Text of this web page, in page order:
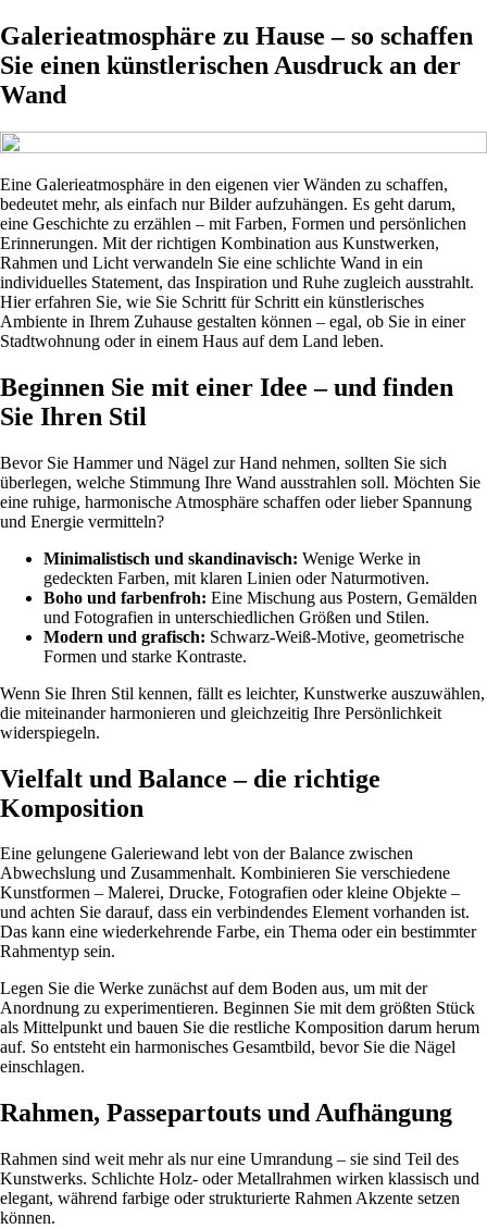
Galerieatmosphäre zu Hause – so schaffen
Sie einen künstlerischen Ausdruck an der
Wand
Eine Galerieatmosphäre in den eigenen vier Wänden zu schaffen,
bedeutet mehr, als einfach nur Bilder aufzuhängen. Es geht darum,
eine Geschichte zu erzählen – mit Farben, Formen und persönlichen
Erinnerungen. Mit der richtigen Kombination aus Kunstwerken,
Rahmen und Licht verwandeln Sie eine schlichte Wand in ein
individuelles Statement, das Inspiration und Ruhe zugleich ausstrahlt.
Hier erfahren Sie, wie Sie Schritt für Schritt ein künstlerisches
Ambiente in Ihrem Zuhause gestalten können – egal, ob Sie in einer
Stadtwohnung oder in einem Haus auf dem Land leben.
Beginnen Sie mit einer Idee – und finden
Sie Ihren Stil
Bevor Sie Hammer und Nägel zur Hand nehmen, sollten Sie sich
überlegen, welche Stimmung Ihre Wand ausstrahlen soll. Möchten Sie
eine ruhige, harmonische Atmosphäre schaffen oder lieber Spannung
und Energie vermitteln?
Minimalistisch und skandinavisch: Wenige Werke in
gedeckten Farben, mit klaren Linien oder Naturmotiven.
Boho und farbenfroh: Eine Mischung aus Postern, Gemälden
und Fotografien in unterschiedlichen Größen und Stilen.
Modern und grafisch: Schwarz-Weiß-Motive, geometrische
Formen und starke Kontraste.
Wenn Sie Ihren Stil kennen, fällt es leichter, Kunstwerke auszuwählen,
die miteinander harmonieren und gleichzeitig Ihre Persönlichkeit
widerspiegeln.
Vielfalt und Balance – die richtige
Komposition
Eine gelungene Galeriewand lebt von der Balance zwischen
Abwechslung und Zusammenhalt. Kombinieren Sie verschiedene
Kunstformen – Malerei, Drucke, Fotografien oder kleine Objekte –
und achten Sie darauf, dass ein verbindendes Element vorhanden ist.
Das kann eine wiederkehrende Farbe, ein Thema oder ein bestimmter
Rahmentyp sein.
Legen Sie die Werke zunächst auf dem Boden aus, um mit der
Anordnung zu experimentieren. Beginnen Sie mit dem größten Stück
als Mittelpunkt und bauen Sie die restliche Komposition darum herum
auf. So entsteht ein harmonisches Gesamtbild, bevor Sie die Nägel
einschlagen.
Rahmen, Passepartouts und Aufhängung
Rahmen sind weit mehr als nur eine Umrandung – sie sind Teil des
Kunstwerks. Schlichte Holz- oder Metallrahmen wirken klassisch und
elegant, während farbige oder strukturierte Rahmen Akzente setzen
können.